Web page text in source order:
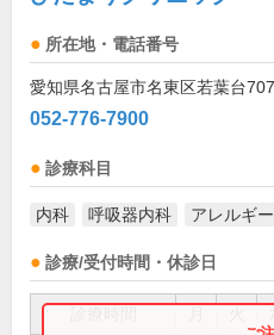
所在地・電話番号
愛知県名古屋市名東区若葉台707
052-776-7900
診療科目
内科 呼吸器内科 アレルギ
診療/受付時間・休診日